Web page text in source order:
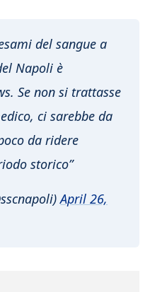
del sangue a
Napoli è
Se non si trattasse
ci sarebbe da
da ridere
storico”
April 26,